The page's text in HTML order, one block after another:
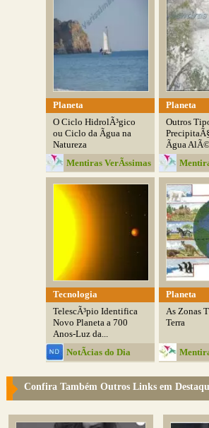
Planeta
O Ciclo HidrolÃ³gico
ou Ciclo da Ãgua na
Natureza
Mentiras VerÃ­ssimas
Planeta
Outros
Ãgua
Tecnologia
TelescÃ³pio Identifica
Novo Planeta a 700
Anos-Luz da...
NotÃ­cias do Dia
Planeta
As Zonas
Terra
Confira Também Outros Links em